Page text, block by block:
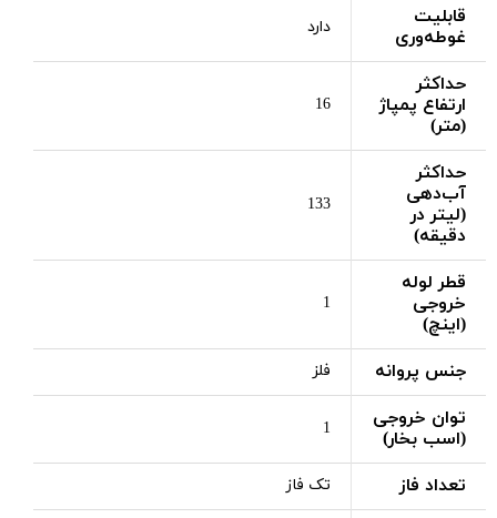
قابلیت
غوطه‌وری
دارد
حداکثر
ارتفاع پمپاژ
(متر)
16
حداکثر
آب‌دهی
(لیتر در
دقیقه)
133
قطر لوله
خروجی
(اینچ)
1
جنس پروانه فلز
توان خروجی
(اسب بخار)
1
تعداد فاز تک فاز